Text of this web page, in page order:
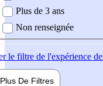
Plus de 3 ans
Non renseignée
le filtre de l'expérience
Plus De Filtres